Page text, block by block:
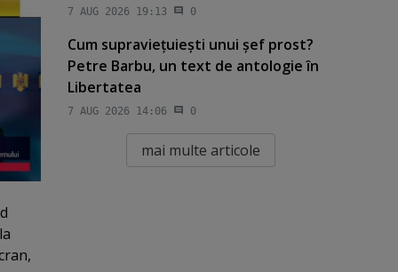
7 AUG 2026 19:13 0
Cum supravieţuieşti unui şef prost?
Petre Barbu, un text de antologie în
Libertatea
7 AUG 2026 14:06 0
mai multe articole